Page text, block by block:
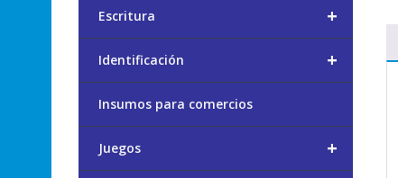
+
Escritura
+
Identificación
Insumos para comercios
+
Juegos